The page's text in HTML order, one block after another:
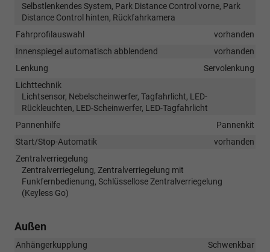
Selbstlenkendes System, Park Distance Control vorne, Park
Distance Control hinten, Rückfahrkamera
Fahrprofilauswahl
vorhanden
Innenspiegel automatisch abblendend
vorhanden
Lenkung
Servolenkung
Lichttechnik
Lichtsensor, Nebelscheinwerfer, Tagfahrlicht, LED-
Rückleuchten, LED-Scheinwerfer, LED-Tagfahrlicht
Pannenhilfe
Pannenkit
Start/Stop-Automatik
vorhanden
Zentralverriegelung
Zentralverriegelung, Zentralverriegelung mit
Funkfernbedienung, Schlüssellose Zentralverriegelung
(Keyless Go)
Außen
Anhängerkupplung
Schwenkbar